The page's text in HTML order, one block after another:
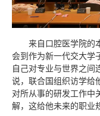
来自口腔医学院的
会到作为新一代交大学
自己对专业与世界之间
说，联合国组织访学给
对所从事的研发工作中
解，这给他未来的职业